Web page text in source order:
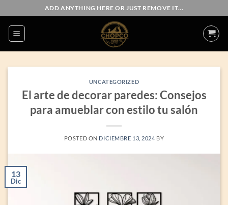
al
contenido
ADD ANYTHING HERE OR JUST REMOVE IT...
UNCATEGORIZED
El arte de decorar paredes: Consejos
para amueblar con estilo tu salón
POSTED ON DICIEMBRE 13, 2024 BY
13
Dic